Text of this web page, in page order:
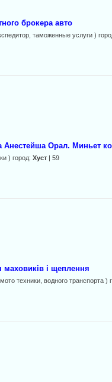
брокера авто
таможенные услуги )
Анестейша Орал. Миньет
) город: Хуст| 59
маховиків і щеплення
техники, водного транспорта )